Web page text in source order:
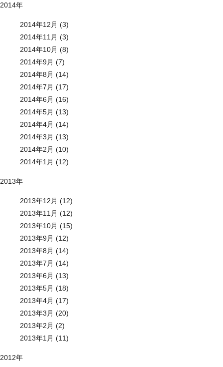
2014年
2014年12月 (3)
2014年11月 (3)
2014年10月 (8)
2014年9月 (7)
2014年8月 (14)
2014年7月 (17)
2014年6月 (16)
2014年5月 (13)
2014年4月 (14)
2014年3月 (13)
2014年2月 (10)
2014年1月 (12)
2013年
2013年12月 (12)
2013年11月 (12)
2013年10月 (15)
2013年9月 (12)
2013年8月 (14)
2013年7月 (14)
2013年6月 (13)
2013年5月 (18)
2013年4月 (17)
2013年3月 (20)
2013年2月 (2)
2013年1月 (11)
2012年